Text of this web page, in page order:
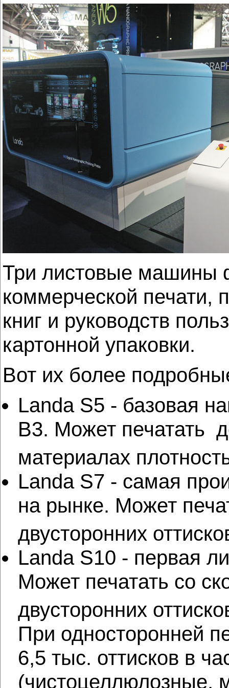
Три листовые машины
коммерческой печати,
книг и руководств
картонной упаковки.
Вот их более
Landa S5 - базовая
B3. Может печатать
материалах
Landa S7 - самая
на рынке. Может
двусторонних
Landa S10 - первая
Может печатать со
двусторонних
При односторонней
6,5 тыс. оттисков в
(чистоцеллюлозные,